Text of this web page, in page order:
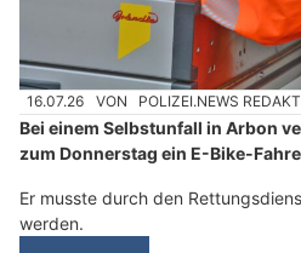
16.07.26 VON POLIZEI.NEWS
Bei einem Selbstunfall in Arbon
zum Donnerstag ein E-Bike-
Er musste durch den
werden.